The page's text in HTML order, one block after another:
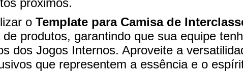
próximos.
o Template para Camisa de
produtos, garantindo que sua equipe
dos Jogos Internos. Aproveite a
que representem a essência e o